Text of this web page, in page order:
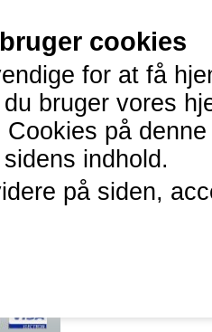
cookies
for at få
bruger vores
Cookies på
indhold.
på siden,